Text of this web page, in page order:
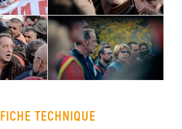
FICHE TECHNIQUE